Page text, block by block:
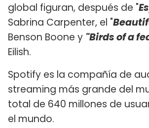
global figuran, después de "
Sabrina Carpenter, el "
Benson Boone y "Birds of a
Eilish.
Spotify es la compañía de
streaming más grande del
total de 640 millones de
el mundo.